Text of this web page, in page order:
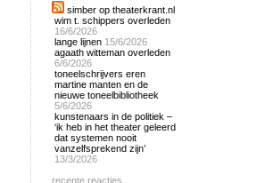
simber op theaterkrant.nl
wim t. schippers overleden
16/6/2026
lange lijnen 15/6/2026
agaath witteman overleden
6/6/2026
toneelschrijvers eren
martine manten en de
nieuwe toneelbibliotheek
5/6/2026
kunstenaars in de politiek –
‘ik heb in het theater geleerd
dat systemen nooit
vanzelfsprekend zijn’
13/3/2026
recente reacties